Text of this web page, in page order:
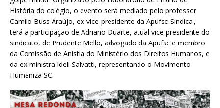
História do colégio, o evento será mediado pelo professor
Camilo Buss Araújo, ex-vice-presidente da Apufsc-Sindical,
terá a participação de Adriano Duarte, atual vice-presidente do
sindicato, de Prudente Mello, advogado da Apufsc e membro
da Comissão de Anistia do Ministério dos Direitos Humanos, e
da ex-ministra Ideli Salvatti, representando o Movimento
Humaniza SC.